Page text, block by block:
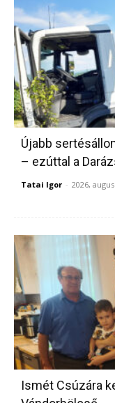
Újabb
– ezúttal a
Tatai Igor - 2026,
Ismét Csúzára